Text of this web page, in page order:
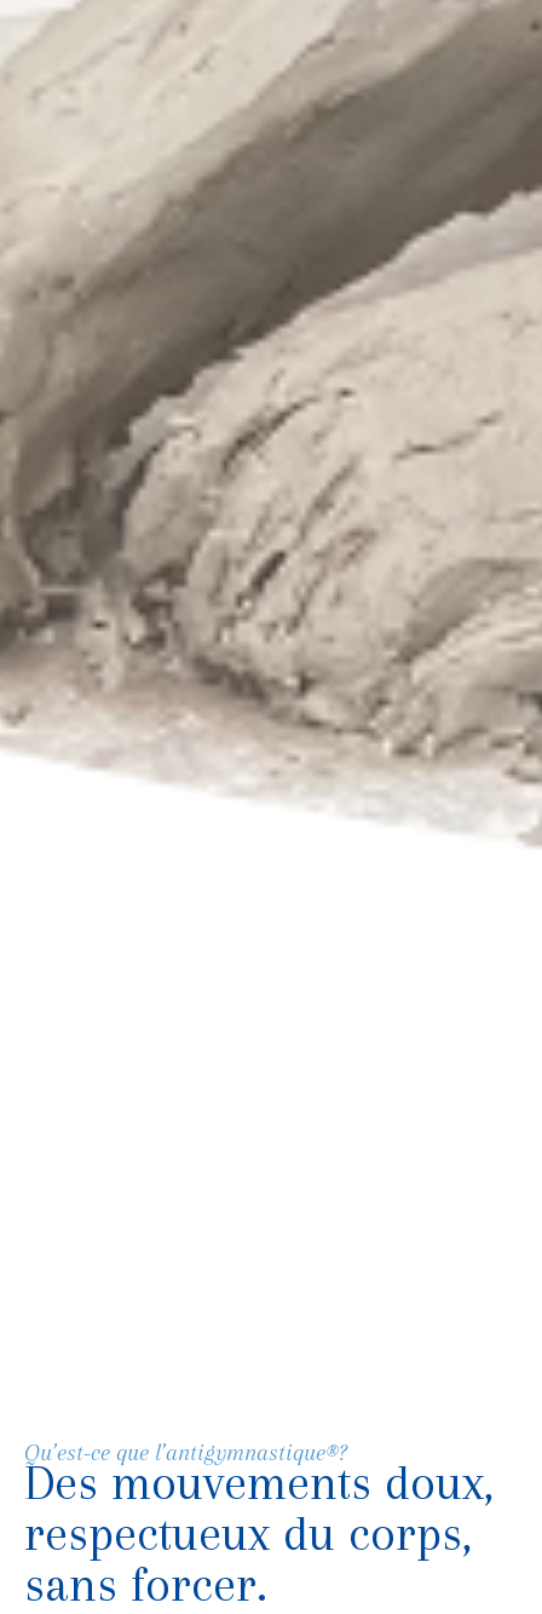
Qu’est-ce que l’antigymnastique®?
Des mouvements doux,
respectueux du corps,
sans forcer.